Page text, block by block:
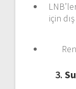
için dış
3. Su